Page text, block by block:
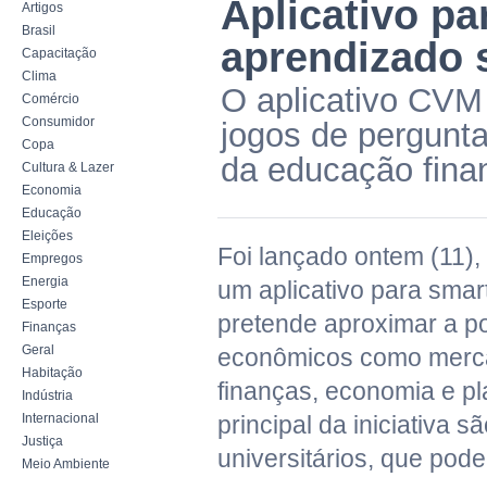
Artigos
Brasil
Capacitação
Clima
Comércio
Consumidor
Copa
Cultura & Lazer
Economia
Educação
Eleições
Empregos
Energia
Esporte
Finanças
Geral
Habitação
Indústria
Internacional
Justiça
Meio Ambiente
Aplicativo
aprendizado
O aplicativo
jogos de
da educação
Foi lançado ontem
um aplicativo para
pretende aproximar a
econômicos como
finanças, economia e
principal da iniciativa
universitários, que